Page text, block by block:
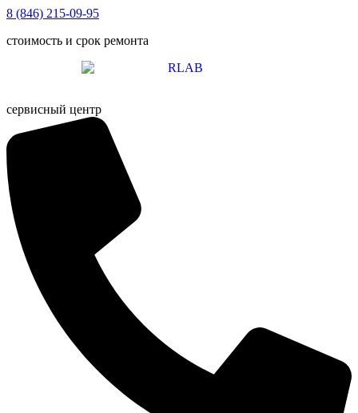
Перейти
содержимому
8 (846) 215-09-95
стоимость и срок ремонта
сервисный центр